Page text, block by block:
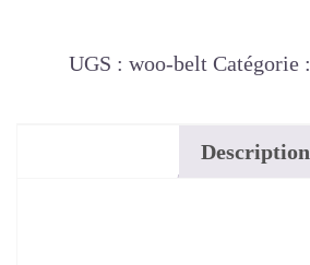
UGS : woo-belt Catégorie :
Description